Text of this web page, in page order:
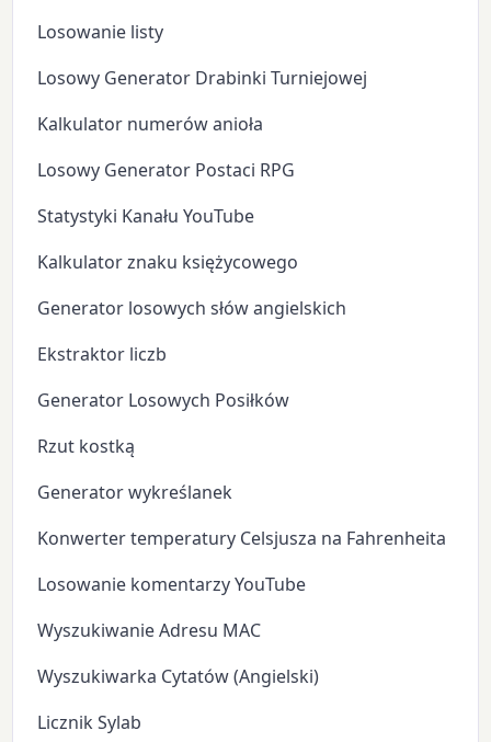
Losowanie listy
Losowy Generator Drabinki Turniejowej
Kalkulator numerów anioła
Losowy Generator Postaci RPG
Statystyki Kanału YouTube
Kalkulator znaku księżycowego
Generator losowych słów angielskich
Ekstraktor liczb
Generator Losowych Posiłków
Rzut kostką
Generator wykreślanek
Konwerter temperatury Celsjusza na Fahrenheita
Losowanie komentarzy YouTube
Wyszukiwanie Adresu MAC
Wyszukiwarka Cytatów (Angielski)
Licznik Sylab